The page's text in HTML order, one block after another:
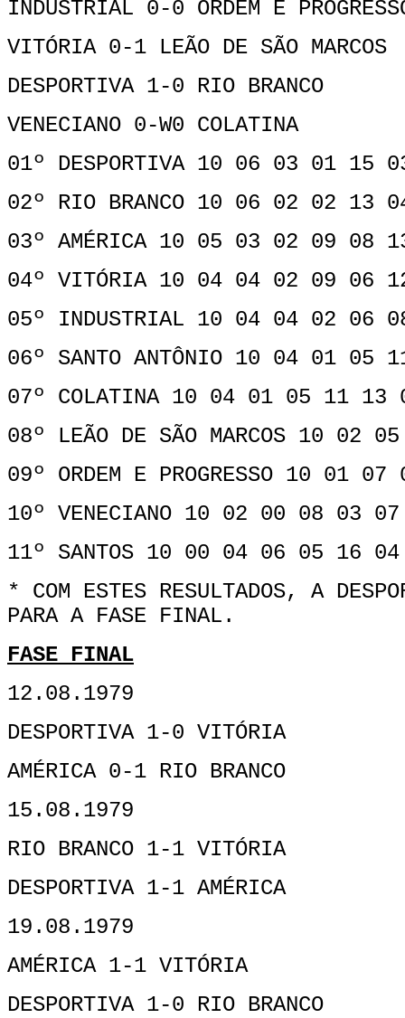
INDUSTRIAL 0-0 ORDEM E
VITÓRIA 0-1 LEÃO DE SÃO MARCOS
DESPORTIVA 1-0 RIO BRANCO
VENECIANO 0-W0 COLATINA
01º DESPORTIVA 10 06 03 01 15
02º RIO BRANCO 10 06 02 02 13
03º AMÉRICA 10 05 03 02 09 08
04º VITÓRIA 10 04 04 02 09 06
05º INDUSTRIAL 10 04 04 02 06
06º SANTO ANTÔNIO 10 04 01 05
07º COLATINA 10 04 01 05 11 13
08º LEÃO DE SÃO MARCOS 10 02
09º ORDEM E PROGRESSO 10 01
10º VENECIANO 10 02 00 08 03
11º SANTOS 10 00 04 06 05 16 04
* COM ESTES RESULTADOS, A
PARA A FASE FINAL.
FASE FINAL
12.08.1979
DESPORTIVA 1-0 VITÓRIA
AMÉRICA 0-1 RIO BRANCO
15.08.1979
RIO BRANCO 1-1 VITÓRIA
DESPORTIVA 1-1 AMÉRICA
19.08.1979
AMÉRICA 1-1 VITÓRIA
DESPORTIVA 1-0 RIO BRANCO